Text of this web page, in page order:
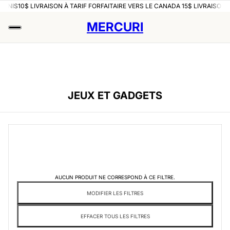
UNIS10$ LIVRAISON À TARIF FORFAITAIRE VERS LE CANADA 15$ LIVRAISON
MERCURI
JEUX ET GADGETS
AUCUN PRODUIT NE CORRESPOND À CE FILTRE.
MODIFIER LES FILTRES
EFFACER TOUS LES FILTRES